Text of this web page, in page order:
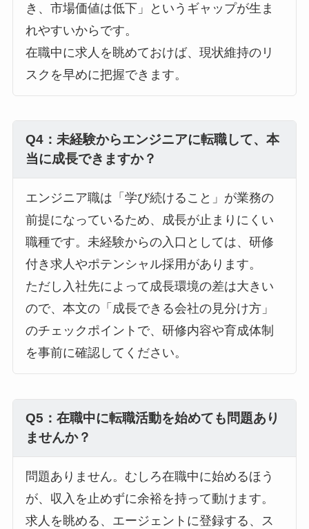
き、市場価値は低下」というギャップが生ま
れやすいからです。
在職中に求人を眺めておけば、現状維持のリ
スクを早めに把握できます。
Q4：未経験からエンジニアに転職して、本
当に成長できますか？
エンジニア職は「学び続けること」が業務の
前提になっているため、成長が止まりにくい
職種です。未経験からの入口としては、研修
付き求人やポテンシャル採用があります。
ただし入社先によって成長環境の差は大きい
ので、本文の「成長できる会社の見分け方」
のチェックポイントで、研修内容や育成体制
を事前に確認してください。
Q5：在職中に転職活動を始めても問題あり
ませんか？
問題ありません。むしろ在職中に始めるほう
が、収入を止めずに余裕を持って動けます。
求人を眺める、エージェントに登録する、ス